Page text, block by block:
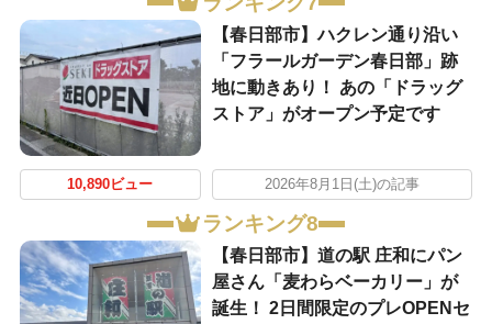
【春日部市】ハクレン通り沿い
「フラールガーデン春日部」跡
地に動きあり！ あの「ドラッグ
ストア」がオープン予定です
10,890ビュー 2026年8月1日(土)の記事
ランキング8
【春日部市】道の駅 庄和にパン
屋さん「麦わらベーカリー」が
誕生！ 2日間限定のプレOPENセ